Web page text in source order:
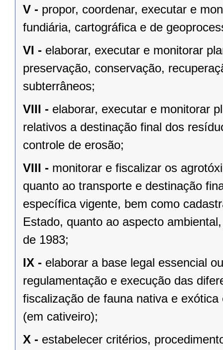
V - propor, coordenar, executar e
fundiária, cartográfica e de
VI - elaborar, executar e monitorar
preservação, conservação,
subterrâneos;
VIII - elaborar, executar e monitorar
relativos a destinação final dos
controle de erosão;
VIII - monitorar e fiscalizar os
quanto ao transporte e destinação
específica vigente, bem como
Estado, quanto ao aspecto
de 1983;
IX - elaborar a base legal essencial
regulamentação e execução das
fiscalização de fauna nativa e
(em cativeiro);
X - estabelecer critérios,